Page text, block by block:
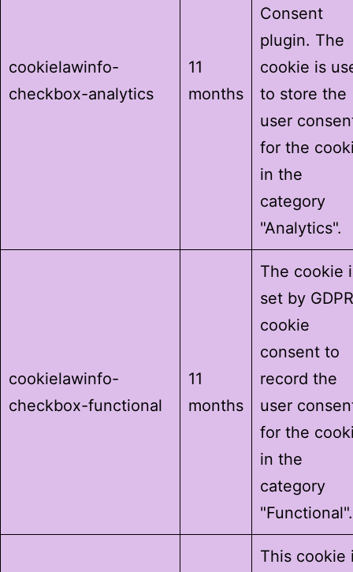
cookielawinfo-
checkbox-analytics
11
months
Consent
plugin. The
cookie is
to store the
user
for the
in the
category
"Analytics".
cookielawinfo-
checkbox-functional
11
months
The cookie
set by GDPR
cookie
consent to
record the
user
for the
in the
category
"Functional".
This cookie